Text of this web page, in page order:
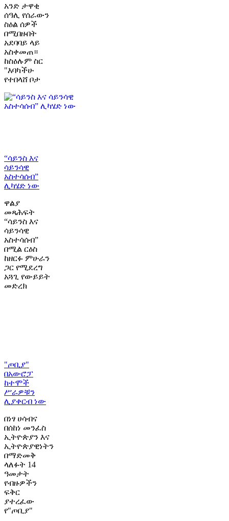
አንድ ታዋቂ
ሰዓሊ የሰራውን
ስዕል ሰዎች
በሚበዙበት
አደባባይ ላይ
አስቀመጠ።
ከስዕሉም ስር
"እባካችሁ
የተበላሸ ቦታ
“ሳይንስ እና
ሳይንሳዊ
አስተሳሰብ”
ሊካሄድ ነው
ዋልያ
መጻሕፍት
“ሳይንስ እና
ሳይንሳዊ
አስተሳሰብ”
በሚል ርዕስ
ከዘርፉ ምሁራን
ጋር የሚደረግ
አጓጊ የውይይት
መድረክ
"ጦቢያ"
በአውሮፓ
ከተሞች
ሥራዎቹን
ሊያቀርብ ነው
በነፃ ሀሳብና
በሰከነ መንፈስ
ኢትዮጵያን እና
ኢትዮጵያዊነትን
በማድመቅ
ላለፉት 14
ዓመታት
የብዙዎችን
ፍቅር
ያተረፈው
የ"ጦቢያ"